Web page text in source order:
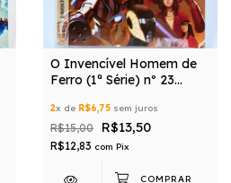
O Invencível Homem de
Ferro (1ª Série) nº 23
2x de R$6,75 sem juros
R$15,00 R$13,50
R$12,83 com Pix